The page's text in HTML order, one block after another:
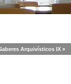
Arquivísticos IX »